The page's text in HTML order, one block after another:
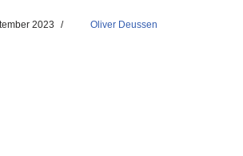
2023 Oliver Deussen